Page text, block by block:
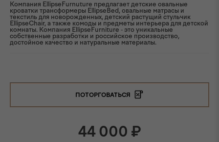
Компания EllipseFurnuture предлагает детские овальные
кроватки трансформеры EllipseBed, овальные матрасы и
текстиль для новорожденных, детский растущий стульчик
EllipseChair, а также комоды и предметы интерьера для детской
комнаты. Компания EllipseFurniture - это уникальные
собственные разработки и российское производство,
достойное качество и натуральные материалы.
ПОТОРГОВАТЬСЯ
44 000 ₽